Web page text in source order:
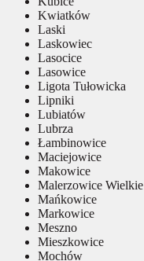
Kwiatków
Laski
Laskowiec
Lasocice
Lasowice
Ligota Tułowicka
Lipniki
Lubiatów
Lubrza
Łambinowice
Maciejowice
Makowice
Malerzowice Wielkie
Mańkowice
Markowice
Meszno
Mieszkowice
Mochów